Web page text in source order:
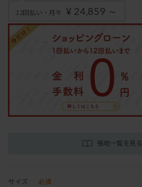
12回払い・月々 ¥ 24,859 ～
張地一覧を見る
サイズ 必須